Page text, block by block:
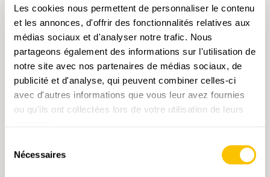
Les cookies nous permettent de personnaliser le contenu
et les annonces, d'offrir des fonctionnalités relatives aux
médias sociaux et d'analyser notre trafic. Nous
partageons également des informations sur l'utilisation de
notre site avec nos partenaires de médias sociaux, de
publicité et d'analyse, qui peuvent combiner celles-ci
avec d'autres informations que vous leur avez fournies
ou qu'ils ont collectées lors de votre utilisation de leurs
Nécessaires
CHOISISSEZ L'OPTION